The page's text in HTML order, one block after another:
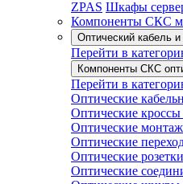
ZPAS Шкафы
Компоненты СКС
Оптический кабель
Перейти в
Компоненты СКС
Перейти в
Оптические
Оптические кроссы
Оптические
Оптические
Оптические
Оптические